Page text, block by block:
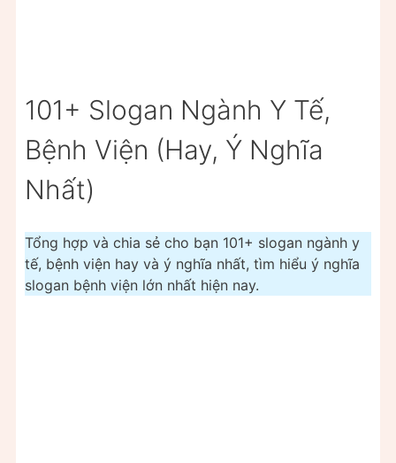
101+ Slogan Ngành Y Tế,
Bệnh Viện (Hay, Ý Nghĩa
Nhất)
Tổng hợp và chia sẻ cho bạn 101+ slogan ngành y
tế, bệnh viện hay và ý nghĩa nhất, tìm hiểu ý nghĩa
slogan bệnh viện lớn nhất hiện nay.